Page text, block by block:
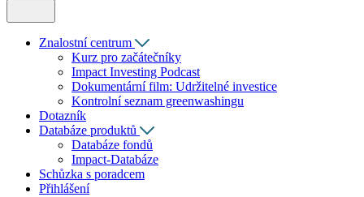
Znalostní centrum
Kurz pro začátečníky
Impact Investing Podcast
Dokumentární film: Udržitelné investice
Kontrolní seznam greenwashingu
Dotazník
Databáze produktů
Databáze fondů
Impact-Databáze
Schůzka s poradcem
Přihlášení